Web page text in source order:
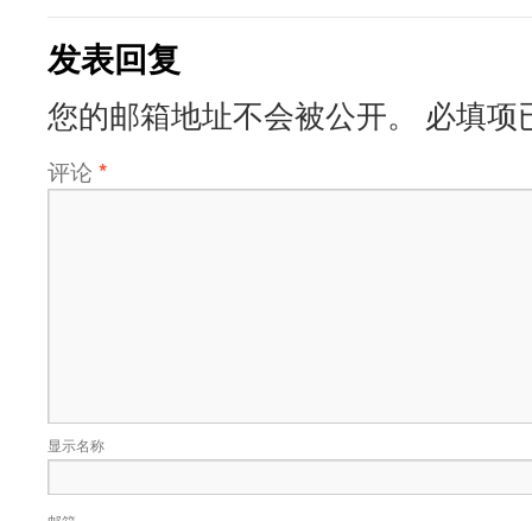
发表回复
您的邮箱地址不会被公开。 必填项
评论 *
显示名称